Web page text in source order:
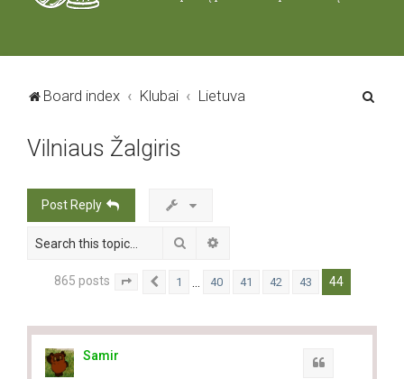
Board index Klubai Lietuva
Vilniaus Žalgiris
Post Reply
Search
865 posts Page of44
Previous
1 40 41 42 43 44
Samir